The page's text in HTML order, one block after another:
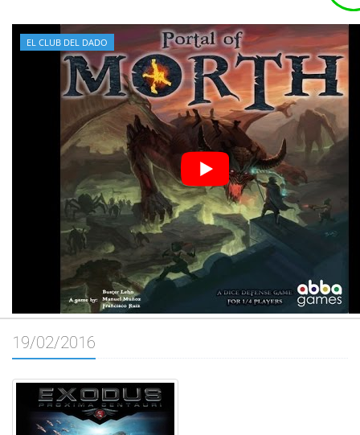
EL CLUB DEL DADO
19/02/2016